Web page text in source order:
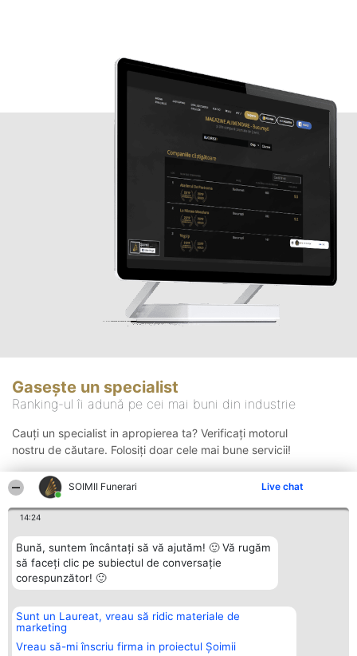
SOIMII Funerari Live chat
14:24
Bună, suntem încântați să vă ajutăm! 🙂 Vă rugăm
să faceți clic pe subiectul de conversație
corespunzător! 🙂
Sunt un Laureat, vreau să ridic materiale de
marketing
Vreau să-mi înscriu firma in proiectul Șoimii
Gasește un specialist
Ranking-ul îi adună pe cei mai buni din industrie
Cauți un specialist in apropierea ta? Verificați motorul
nostru de căutare. Folosiți doar cele mai bune servicii!
Organizator Ranking
BRIGHT SOLUTIONS BR SRL
Aleea Timisul De Sus 2 Bl. A30
Sc. A Et. 4 Ap. 13 Cod 061952
Plebiscyt
Lista Tuturor
Laureaților
Contact